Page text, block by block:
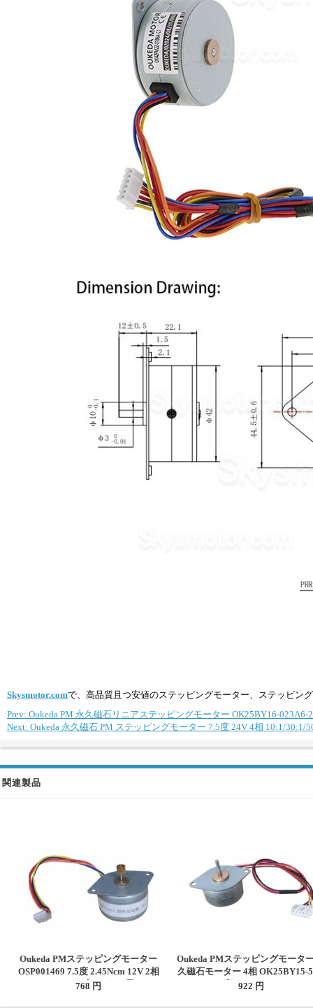
Skysmotor.comで、高品質且つ安値のステッピングモーター、ステッピン
Prev: Oukeda PM 永久磁石リニアステッピングモーター OK25BY16-023A6-
Next: Oukeda 永久磁石 PM ステッピングモーター 7.5度 24V 4相 10:1/30:1/
関連製品
Oukeda PMステッピングモーター
OSP001469 7.5度 2.45Ncm 12V 2相
Φ35 mm プリンター用
768 円
Oukeda PMステッピングモータ
久磁石モーター 4相 OK25BY15-
7.5度 0.24A 44mN.m
922 円